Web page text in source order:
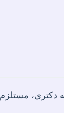
مستلزم